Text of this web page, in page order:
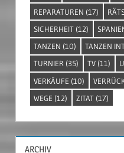
REPARATUREN (17)
SICHERHEIT (12)
TANZEN (10) TANZEN
TURNIER (35) TV (11)
VERKÄUFE (10)
WEGE (12) ZITAT (17)
ARCHIV